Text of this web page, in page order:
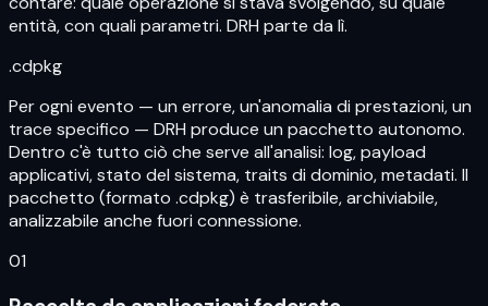
entità, con quali parametri. DRH parte da lì.
.cdpkg
Per ogni evento — un errore, un'anomalia di prestazioni, un
trace specifico — DRH produce un pacchetto autonomo.
Dentro c'è tutto ciò che serve all'analisi: log, payload
applicativi, stato del sistema, traits di dominio, metadati. Il
pacchetto (formato .cdpkg) è trasferibile, archiviabile,
analizzabile anche fuori connessione.
01